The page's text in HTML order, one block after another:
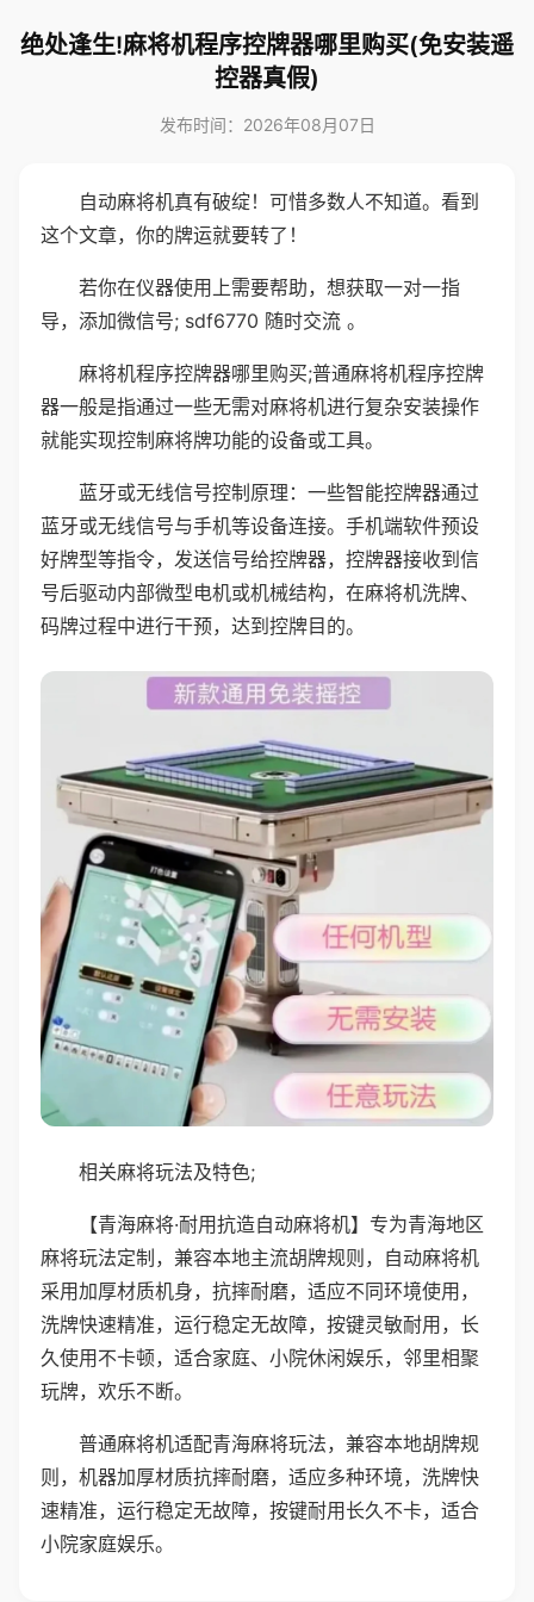
绝处逢生!麻将机程序控牌器哪里购买(免安装遥
控器真假)
发布时间：2026年08月07日
自动麻将机真有破绽！可惜多数人不知道。看到
这个文章，你的牌运就要转了！
若你在仪器使用上需要帮助，想获取一对一指
导，添加微信号; sdf6770 随时交流 。
麻将机程序控牌器哪里购买;普通麻将机程序控牌
器一般是指通过一些无需对麻将机进行复杂安装操作
就能实现控制麻将牌功能的设备或工具。
蓝牙或无线信号控制原理：一些智能控牌器通过
蓝牙或无线信号与手机等设备连接。手机端软件预设
好牌型等指令，发送信号给控牌器，控牌器接收到信
号后驱动内部微型电机或机械结构，在麻将机洗牌、
码牌过程中进行干预，达到控牌目的。
相关麻将玩法及特色;
【青海麻将·耐用抗造自动麻将机】专为青海地区
麻将玩法定制，兼容本地主流胡牌规则，自动麻将机
采用加厚材质机身，抗摔耐磨，适应不同环境使用，
洗牌快速精准，运行稳定无故障，按键灵敏耐用，长
久使用不卡顿，适合家庭、小院休闲娱乐，邻里相聚
玩牌，欢乐不断。
普通麻将机适配青海麻将玩法，兼容本地胡牌规
则，机器加厚材质抗摔耐磨，适应多种环境，洗牌快
速精准，运行稳定无故障，按键耐用长久不卡，适合
小院家庭娱乐。